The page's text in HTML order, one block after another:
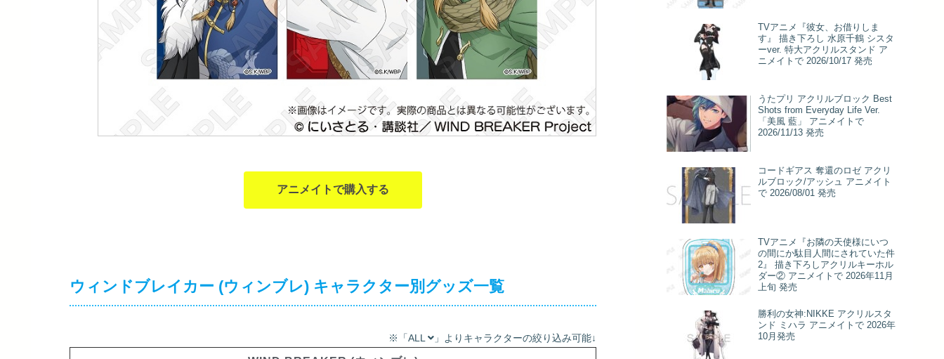
アニメイトで購入する
ウィンドブレイカー (ウィンブレ) キャラクター別グッズ一覧
※「ALL 」よりキャラクターの絞り込み可能↓
TVアニメ『彼女、お借りしま
す』 描き下ろし 水原千鶴 シスタ
ーver. 特大アクリルスタンド ア
ニメイトで 2026/10/17 発売
うたプリ アクリルブロック Best
Shots from Everyday Life Ver.
「美風 藍」 アニメイトで
2026/11/13 発売
コードギアス 奪還のロゼ アクリ
ルブロック/アッシュ アニメイト
で 2026/08/01 発売
TVアニメ『お隣の天使様にいつ
の間にか駄目人間にされていた件
2』 描き下ろしアクリルキーホル
ダー② アニメイトで 2026年11月
上旬 発売
勝利の女神:NIKKE アクリルスタ
ンド ミハラ アニメイトで 2026年
10月発売